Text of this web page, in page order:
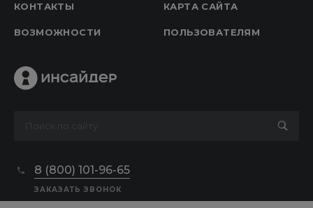
КОНТАКТЫ КАРТА САЙТА
ВОЗМОЖНОСТИ ПОЛЬЗОВАТЕЛЯМ
8 (800) 101-96-65
ЗАКАЗАТЬ ЗВОНОК